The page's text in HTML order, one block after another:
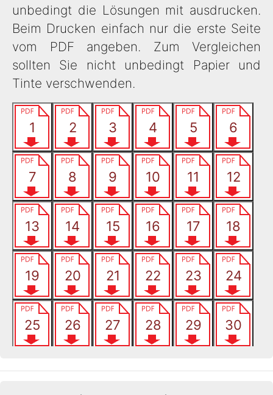
unbedingt die Lösungen mit ausdrucken.
Beim Drucken einfach nur die erste Seite
vom PDF angeben. Zum Vergleichen
sollten Sie nicht unbedingt Papier und
Tinte verschwenden.